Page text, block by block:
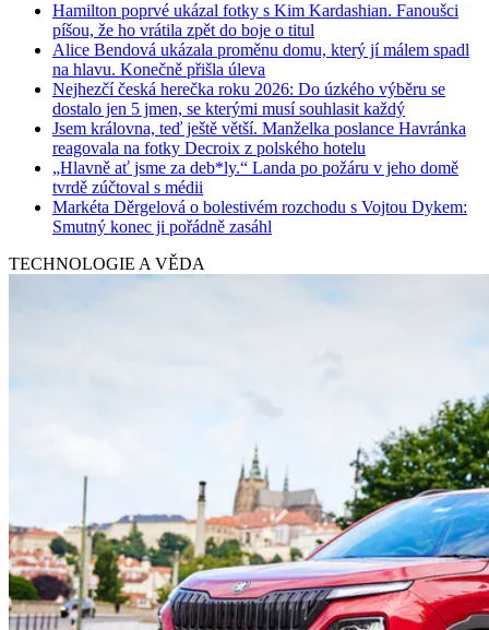
Hamilton poprvé ukázal fotky s Kim Kardashian. Fanoušci
píšou, že ho vrátila zpět do boje o titul
Alice Bendová ukázala proměnu domu, který jí málem spadl
na hlavu. Konečně přišla úleva
Nejhezčí česká herečka roku 2026: Do úzkého výběru se
dostalo jen 5 jmen, se kterými musí souhlasit každý
Jsem královna, teď ještě větší. Manželka poslance Havránka
reagovala na fotky Decroix z polského hotelu
„Hlavně ať jsme za deb*ly.“ Landa po požáru v jeho domě
tvrdě zúčtoval s médii
Markéta Děrgelová o bolestivém rozchodu s Vojtou Dykem:
Smutný konec ji pořádně zasáhl
TECHNOLOGIE A VĚDA